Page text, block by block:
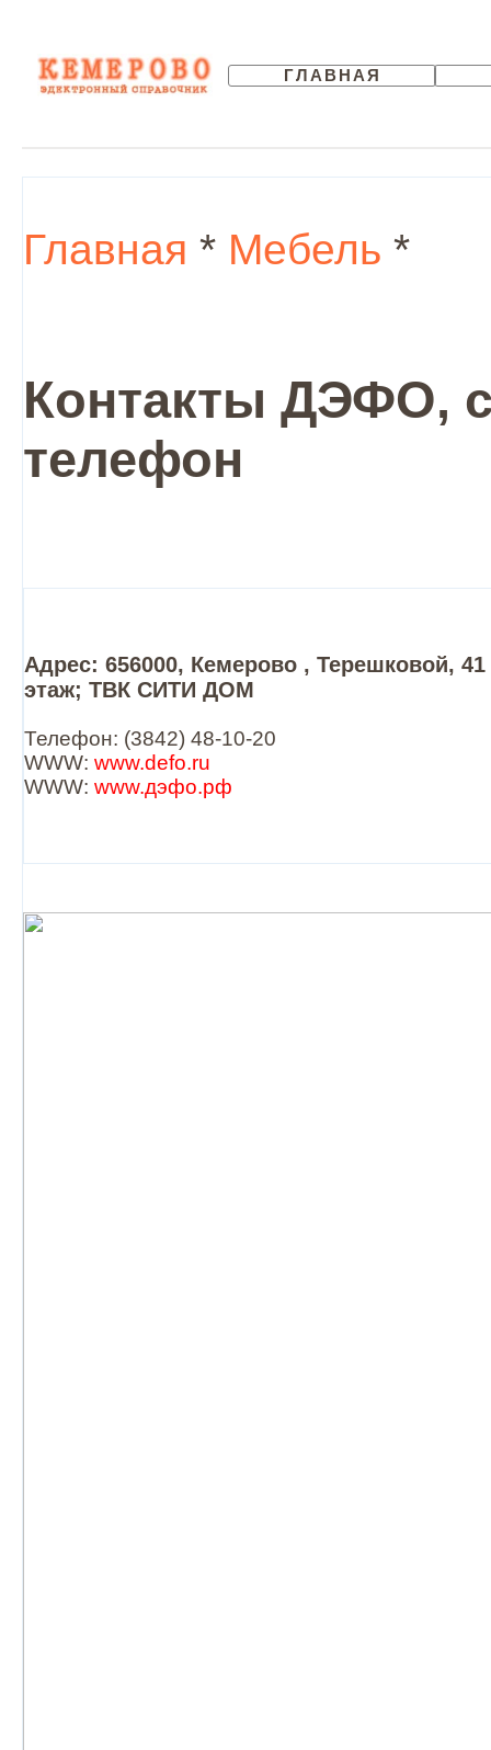
ГЛАВНАЯ
Главная * Мебель *
Контакты ДЭФО,
телефон
Адрес: 656000, Кемерово , Терешковой, 41
этаж; ТВК СИТИ ДОМ
Телефон: (3842) 48-10-20
WWW: www.defo.ru
WWW: www.дэфо.рф